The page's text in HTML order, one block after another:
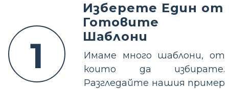
1
Изберете Един от
Готовите
Шаблони
Имаме много шаблони, от
които да избирате.
Разгледайте нашия пример